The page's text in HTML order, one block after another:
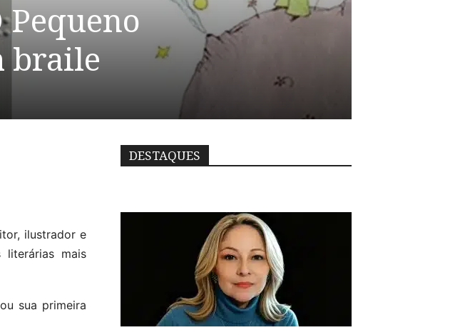
Pequeno
braile
ilustrador e
literárias mais
sua primeira
DESTAQUES